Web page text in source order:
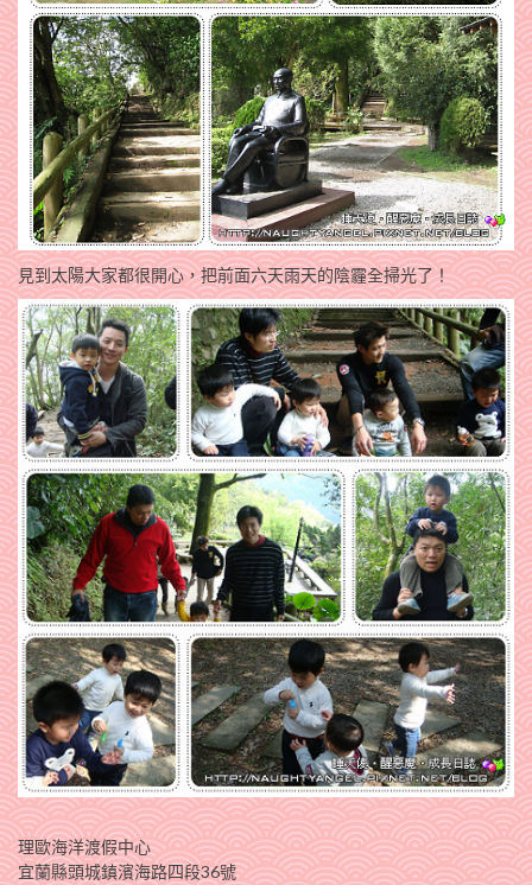
見到太陽大家都很開心，把前面六天雨天的陰霾全掃光了！
理歐海洋渡假中心
宜蘭縣頭城鎮濱海路四段36號